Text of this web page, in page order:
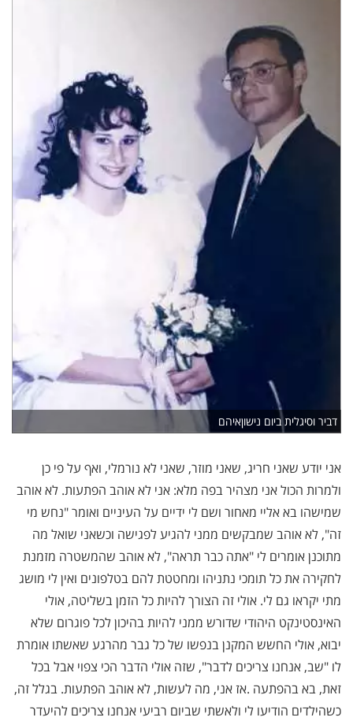
דביר וסיגלית ביום נישוןאיהם
אני יודע שאני חריג, שאני מוזר, שאני לא נורמלי, ואף על פי כן
ולמרות הכול אני מצהיר בפה מלא: אני לא אוהב הפתעות. לא אוהב
שמישהו בא אליי מאחור ושם לי ידיים על העיניים ואומר "נחש מי
זה", לא אוהב שמבקשים ממני להגיע לפגישה וכשאני שואל מה
מתוכנן אומרים לי "אתה כבר תראה", לא אוהב שהמשטרה מזמנת
לחקירה את כל תומכי נתניהו ומחטטת להם בטלפונים ואין לי מושג
מתי יקראו גם לי. אולי זה הצורך להיות כל הזמן בשליטה, אולי
האינסטינקט היהודי שדורש ממני להיות בהיכון לכל פוגרום שלא
יבוא, אולי החשש המקנן בנפשו של כל גבר מהרגע שאשתו אומרת
לו "שב, אנחנו צריכים לדבר", שזה אולי הדבר הכי צפוי אבל בכל
זאת, בא בהפתעה .אז אני, מה לעשות, לא אוהב הפתעות. בגלל זה,
כשהילדים הודיעו לי ולאשתי שביום רביעי אנחנו צריכים להיעדר